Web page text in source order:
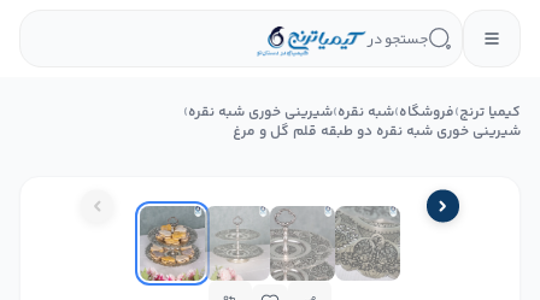
جستجو در
کیمیا ترنج›فروشگاه›شبه نقره›شیرینی‌ خوری شبه نقره›
شیرینی خوری شبه نقره دو طبقه قلم گل و مرغ